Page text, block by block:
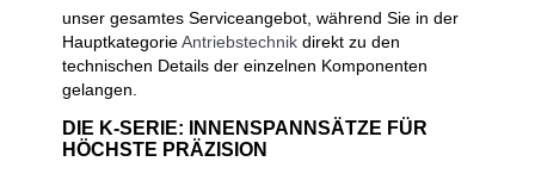
unser gesamtes Serviceangebot, während Sie in der
HauptkategorieAntriebstechnik direkt zu den
technischen Details der einzelnen Komponenten
gelangen.
DIE K-SERIE: INNENSPANNSÄTZE FÜR
HÖCHSTE PRÄZISION